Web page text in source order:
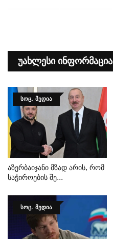
Უახლესი Ინფორმაცია
ᲡᲝᲪ. ᲛᲔᲓᲘᲐ
Აზერბაიჯანი Მზად Არის, Რომ
Საჭიროების Შე...
ᲡᲝᲪ. ᲛᲔᲓᲘᲐ